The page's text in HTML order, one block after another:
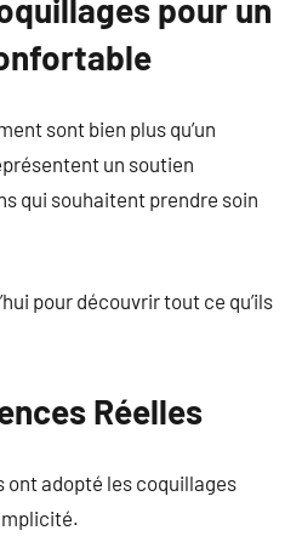
pour un
sont bien plus qu’un
un soutien
qui souhaitent prendre soin
pour découvrir tout ce qu’ils
Réelles
ont adopté les coquillages